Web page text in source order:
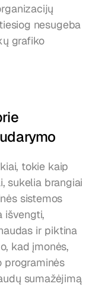
nesugeba
grafiko
tokie kaip
sukelia brangiai
sistemos
išvengti,
ir piktina
kad įmonės,
programinės
sumažėjimą